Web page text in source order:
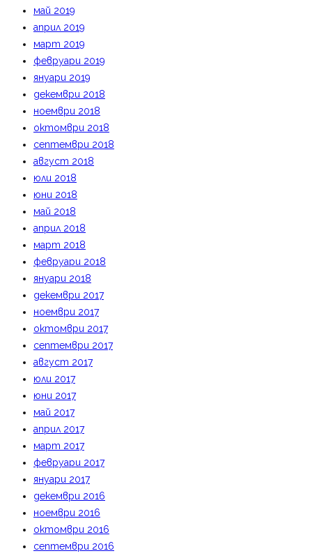
май 2019
април 2019
март 2019
февруари 2019
януари 2019
декември 2018
ноември 2018
октомври 2018
септември 2018
август 2018
юли 2018
юни 2018
май 2018
април 2018
март 2018
февруари 2018
януари 2018
декември 2017
ноември 2017
октомври 2017
септември 2017
август 2017
юли 2017
юни 2017
май 2017
април 2017
март 2017
февруари 2017
януари 2017
декември 2016
ноември 2016
октомври 2016
септември 2016